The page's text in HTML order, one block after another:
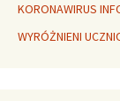
KORONAWIRUS
WYRÓŻNIENI